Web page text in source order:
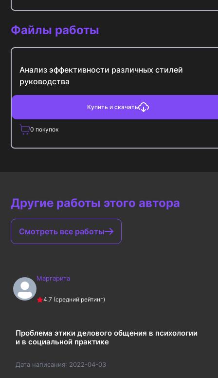
Файлы работы
Анализ эффективности различных стилей
руководства
Купить и скачать
0 покупок
Другие работы этого автора
Смотреть все работы
Маргарита
4.7 (средний рейтинг)
Проблема этики делового общения в психологии
и в социальной практике
Дата написания: 2022-04-03